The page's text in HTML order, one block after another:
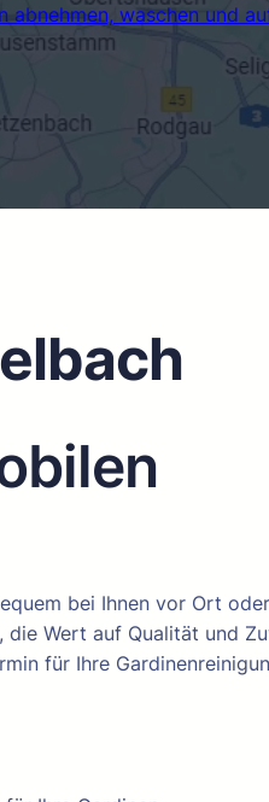
abnehmen, waschen und
bei Ihnen vor Ort
Wert auf Qualität und
für Ihre